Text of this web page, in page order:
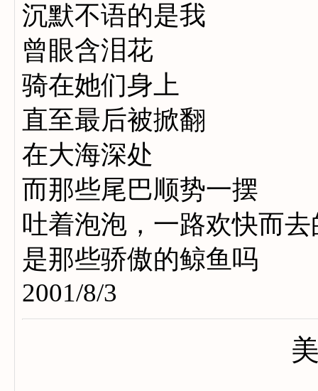
沉默不语的是我
曾眼含泪花
骑在她们身上
直至最后被掀翻
在大海深处
而那些尾巴顺势一摆
吐着泡泡，一路欢快而去
是那些骄傲的鲸鱼吗
2001/8/3